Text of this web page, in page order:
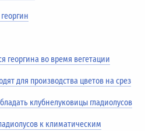
георгина во время вегетации
для производства цветов на срез
клубнелуковицы гладиолусов
к климатическим